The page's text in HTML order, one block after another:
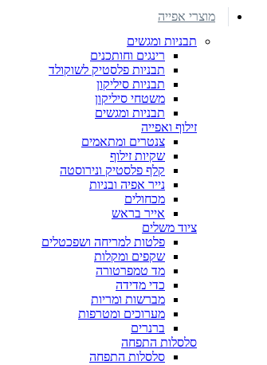
מוצרי אפייה
תבניות ומגשים
רינגים וחותכנים
תבניות פלסטיק לשוקולד
תבניות סיליקון
משטחי סיליקון
תבניות ומגשים
זילוף ואפייה
צנטרים ומתאמים
שקיות זילוף
קלף פלסטיק ונירוסטה
נייר אפיה ובניות
מכחולים
אייר בראש
ציוד משלים
פלטות למריחה ושפכטלים
שקפים ומקלות
מד טמפרטורה
כדי מדידה
מברשות ומריות
מערוכים ומטרפות
ברנרים
סלסלות התפחה
סלסלות התפחה